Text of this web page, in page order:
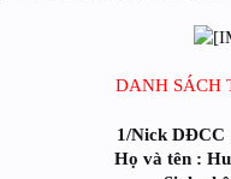
DANH SÁCH
1/Nick DĐCC
Họ và tên :